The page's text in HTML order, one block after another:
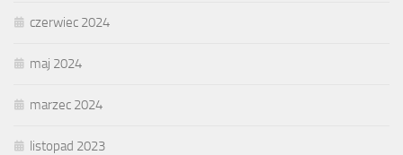
czerwiec 2024
maj 2024
marzec 2024
listopad 2023